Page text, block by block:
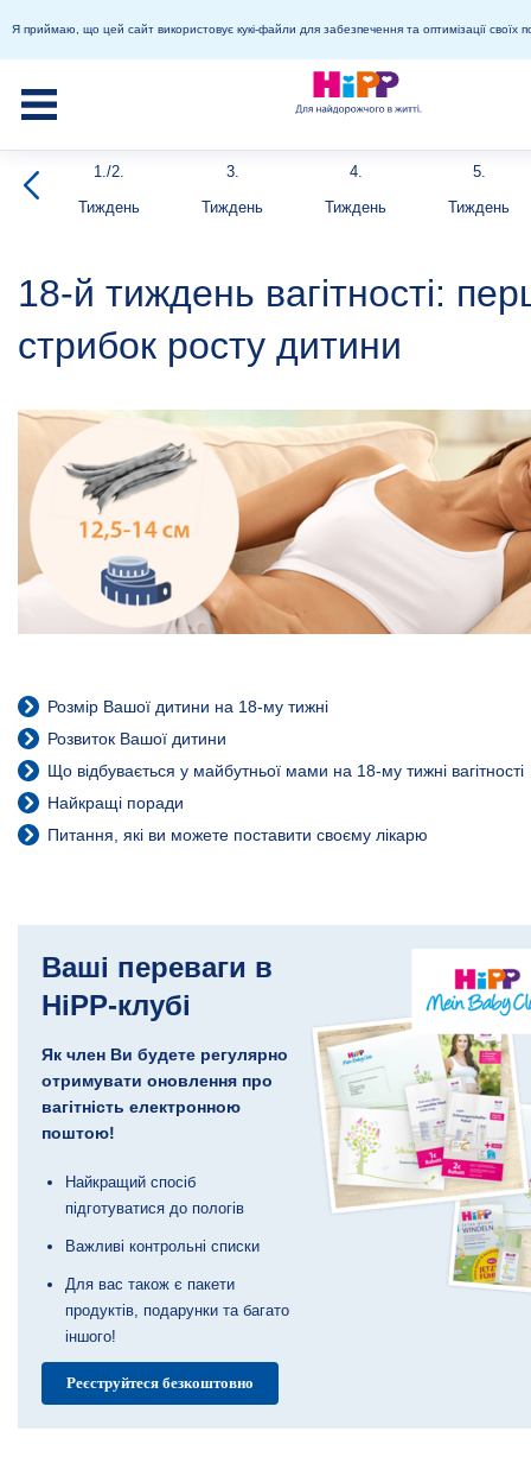
Я приймаю, що цей сайт використовує кукі-файли для забезпечення та оптимізації своїх
1./2.
Тиждень
3.
Тиждень
4.
Тиждень
5.
Тиждень
18-й тиждень вагітності:
стрибок росту дитини
Розмір Вашої дитини на 18-му тижні
Розвиток Вашої дитини
Що відбувається у майбутньої мами на 18-му тижні вагітності
Найкращі поради
Питання, які ви можете поставити своєму лікарю
Ваші переваги в
HiPP-клубі
Як член Ви будете регулярно
отримувати оновлення про
вагітність електронною
поштою!
Найкращий спосіб
підготуватися до пологів
Важливі контрольні списки
Для вас також є пакети
продуктів, подарунки та багато
іншого!
Реєструйтеся безкоштовно